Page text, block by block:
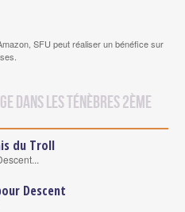
SFU peut réaliser un bénéfice sur
dans les Ténèbres 2ème
du Troll
Descent